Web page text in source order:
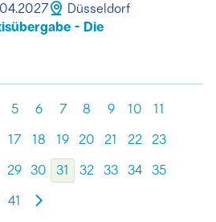
Düsseldorf
- Die
5 6 7 8 9 10 11
17 18 19 20 21 22 23
29 30 31 32 33 34 35
41